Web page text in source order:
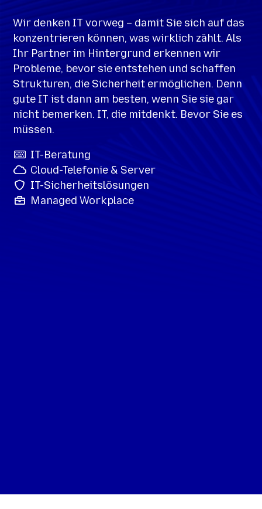
Wir denken IT vorweg – damit Sie sich auf das
konzentrieren können, was wirklich zählt. Als
Ihr Partner im Hintergrund erkennen wir
Probleme, bevor sie entstehen und schaffen
Strukturen, die Sicherheit ermöglichen. Denn
gute IT ist dann am besten, wenn Sie sie gar
nicht bemerken. IT, die mitdenkt. Bevor Sie es
müssen.
IT-Beratung
Cloud-Telefonie & Server
IT-Sicherheitslösungen
Managed Workplace